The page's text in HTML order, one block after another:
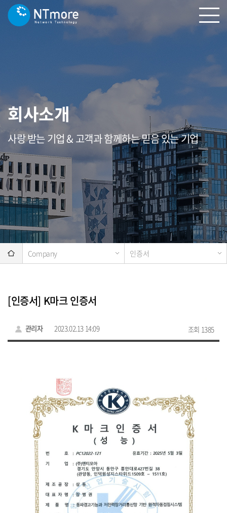
회사소개
사랑 받는 기업 & 고객과 함께하는 믿음 있는 기업
Company 인증서
[인증서] K마크 인증서
관리자 2023.02.13 14:09 조회 1385